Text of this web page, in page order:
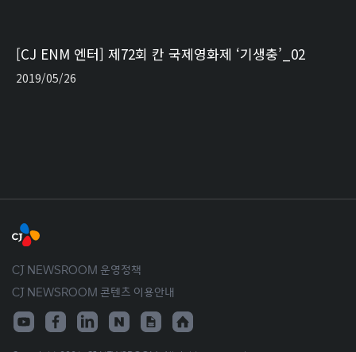
[CJ ENM 엔터] 제72회 칸 국제영화제 ‘기생충’_02
2019/05/26
CJ NEWSROOM 운영정책
CJ NEWSROOM 콘텐츠 이용안내